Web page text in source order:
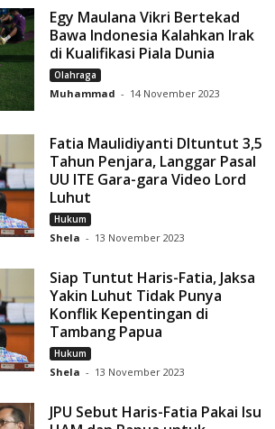
Egy Maulana Vikri Bertekad
Bawa Indonesia Kalahkan Irak
di Kualifikasi Piala Dunia
Olahraga
Muhammad - 14 November 2023
Fatia Maulidiyanti DItuntut 3,5
Tahun Penjara, Langgar Pasal
UU ITE Gara-gara Video Lord
Luhut
Hukum
Shela - 13 November 2023
Siap Tuntut Haris-Fatia, Jaksa
Yakin Luhut Tidak Punya
Konflik Kepentingan di
Tambang Papua
Hukum
Shela - 13 November 2023
JPU Sebut Haris-Fatia Pakai Isu